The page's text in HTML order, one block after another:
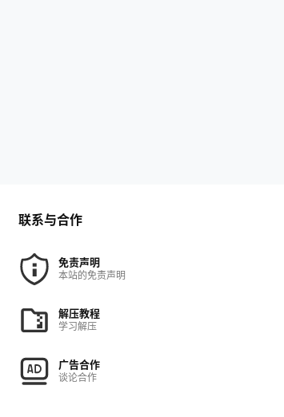
联系与合作
免责声明
本站的免责声明
解压教程
学习解压
广告合作
谈论合作